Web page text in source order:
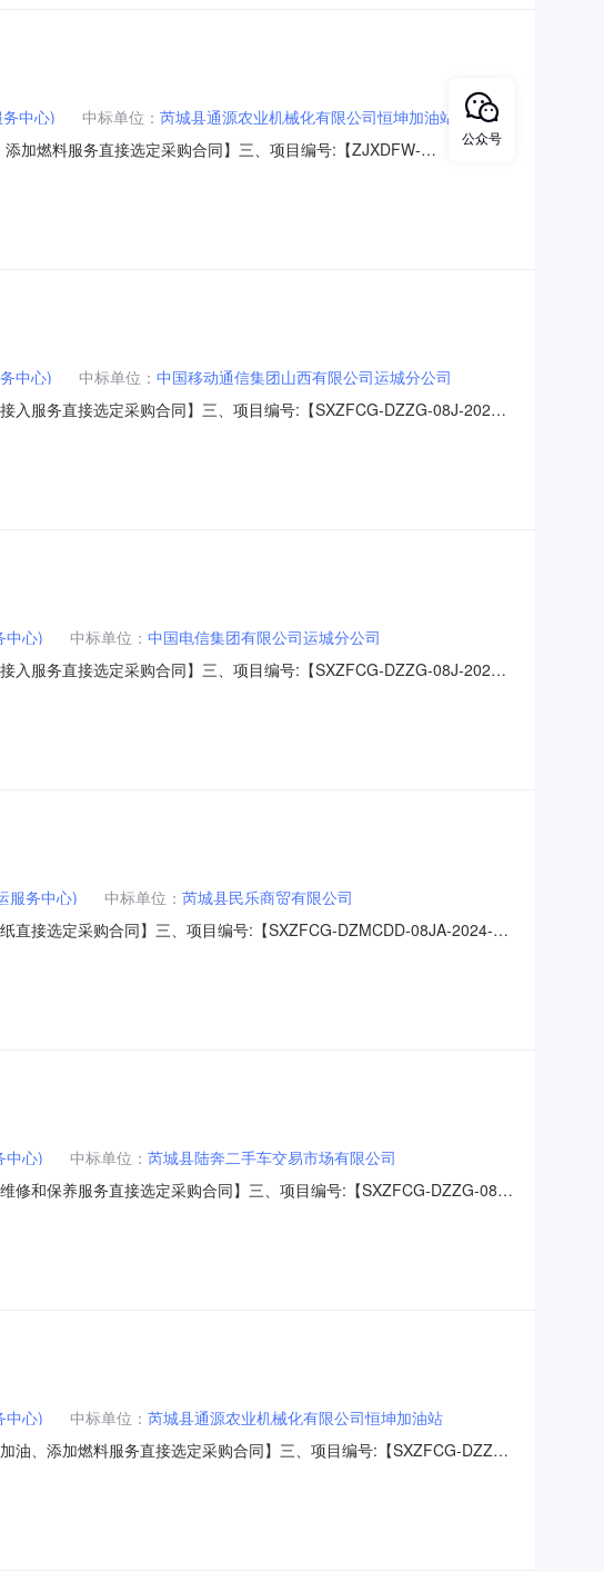
中心) 中标单位： 芮城县通源农业机械化有限公司恒坤加油站
加燃料服务直接选定采购合同】三、项目编号:【ZJXDFW-
地址：平安西街北侧联系人：马凯妍六、合同主要信息1、主要标的信
中心) 中标单位： 中国移动通信集团山西有限公司运城分公司
入服务直接选定采购合同】三、项目编号:【SXZFCG-DZZG-08J-2024-
六、合同主要信息1、主要标的信息：主要标的名称：财
中心) 中标单位： 中国电信集团有限公司运城分公司
入服务直接选定采购合同】三、项目编号:【SXZFCG-DZZG-08J-2024-
联系人：陈娜六、合同主要信息1、主要标的信息：主要标
服务中心) 中标单位： 芮城县民乐商贸有限公司
接选定采购合同】三、项目编号:【SXZFCG-DZMCDD-08JA-2024-
同主要信息1、主要标的信息：主要标的名称：复印纸尖兵
中心) 中标单位： 芮城县陆奔二手车交易市场有限公司
和保养服务直接选定采购合同】三、项目编号:【SXZFCG-DZZG-08J-
系人：张晓霞六、合同主要信息1、主要标的信息：主要
中心) 中标单位： 芮城县通源农业机械化有限公司恒坤加油站
、添加燃料服务直接选定采购合同】三、项目编号:【SXZFCG-DZZG-
西街北侧联系人：马凯妍六、合同主要信息1、主要标的
公众号